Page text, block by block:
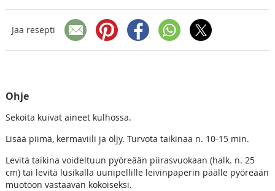
Jaa resepti
Ohje
Sekoita kuivat aineet kulhossa.
Lisää piimä, kermaviili ja öljy. Turvota taikinaa n. 10-15 min.
Levitä taikina voideltuun pyöreään piirasvuokaan (halk. n. 25
cm) tai levitä lusikalla uunipellille leivinpaperin päälle pyöreään
muotoon vastaavan kokoiseksi.